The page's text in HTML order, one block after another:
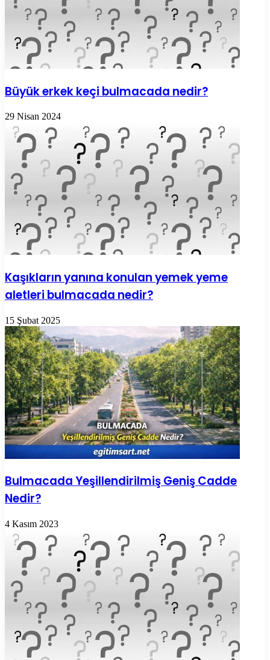
Büyük erkek keçi bulmacada nedir?
29 Nisan 2024
Kaşıkların yanına konulan yemek yeme
aletleri bulmacada nedir?
15 Şubat 2025
Bulmacada Yeşillendirilmiş Geniş Cadde
Nedir?
4 Kasım 2023